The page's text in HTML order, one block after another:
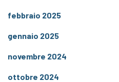
febbraio 2025
gennaio 2025
novembre 2024
ottobre 2024